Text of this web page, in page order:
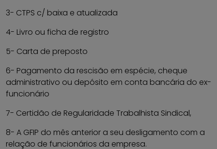
3- CTPS c/ baixa e atualizada
4- Livro ou ficha de registro
5- Carta de preposto
6- Pagamento da rescisão em espécie, cheque
administrativo ou depósito em conta bancária do ex-
funcionário
7- Certidão de Regularidade Trabalhista Sindical,
8- A GFIP do mês anterior a seu desligamento com a
relação de funcionários da empresa.